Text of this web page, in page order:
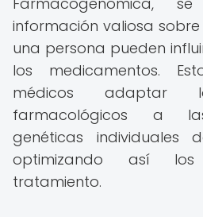
información valiosa
una persona pueden
los medicamentos.
médicos adaptar
farmacológicos a
genéticas individuales
optimizando así
tratamiento.